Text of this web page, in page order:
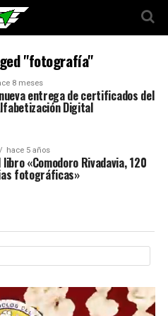
"fotografía"
8 meses
entrega de certificados del
Digital
hace 5 años
«Comodoro Rivadavia, 120
fotográficas»